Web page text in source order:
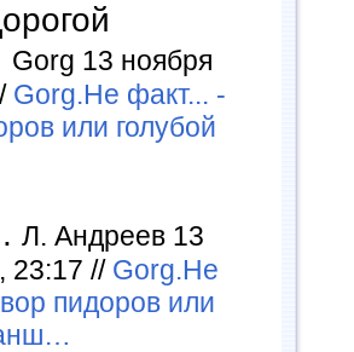
Gorg 13 ноября
Gorg.Не факт... -
или голубой
Л. Андреев 13
23:17 // Gorg.Не
пидоров или